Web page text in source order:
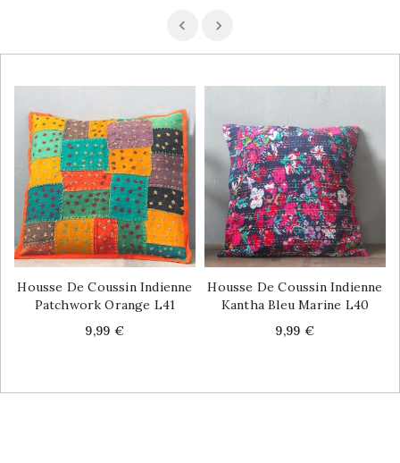
Housse De Coussin Indienne
Patchwork Orange L41
Price
9,99 €
Housse De Coussin Indienne
Kantha Bleu Marine L40
Price
9,99 €